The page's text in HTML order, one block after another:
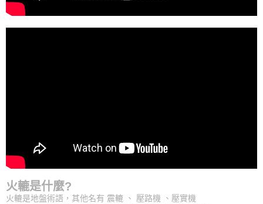
火轆是什麼?
火轆是地盤術語，其他名有 震轆 、 壓路機 、壓實機